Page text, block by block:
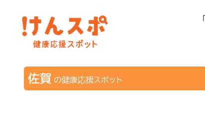
佐賀 の健康応援スポット